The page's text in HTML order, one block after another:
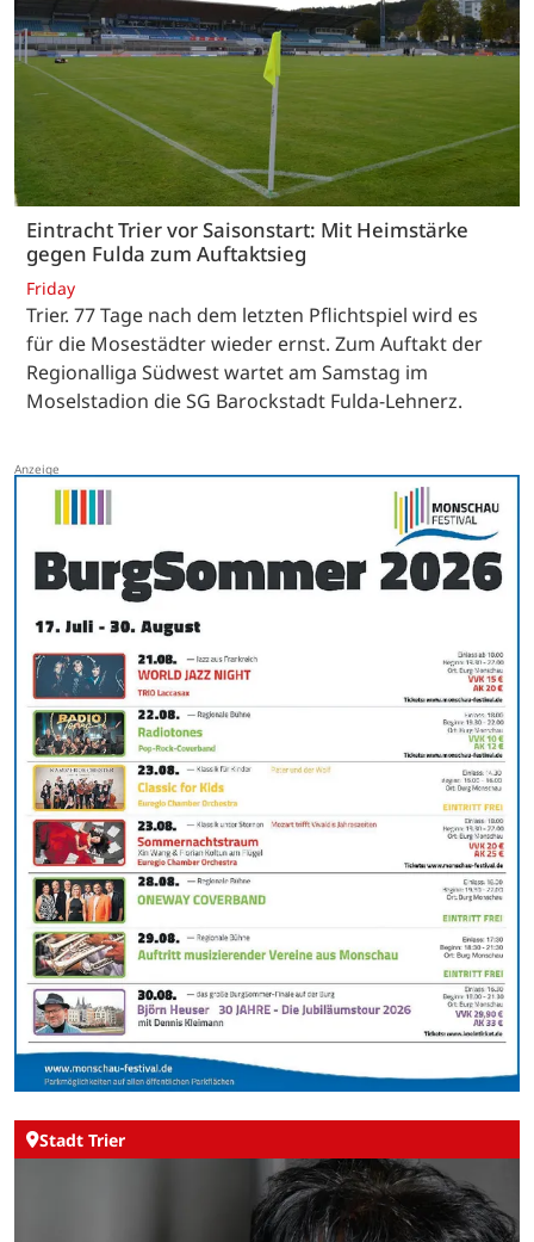
Eintracht Trier vor Saisonstart: Mit Heimstärke
gegen Fulda zum Auftaktsieg
Friday
Trier. 77 Tage nach dem letzten Pflichtspiel wird es
für die Mosestädter wieder ernst. Zum Auftakt der
Regionalliga Südwest wartet am Samstag im
Moselstadion die SG Barockstadt Fulda-Lehnerz.
Stadt Trier